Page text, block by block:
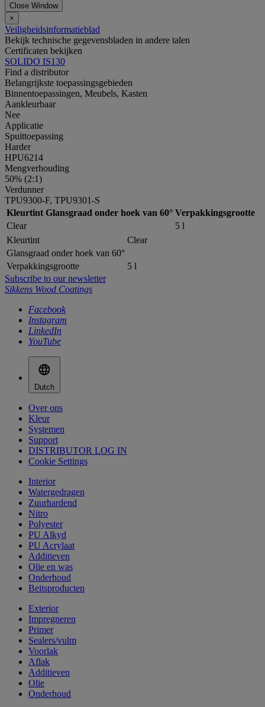
Close Window
×
Veiligheidsinformatieblad
Bekijk technische gegevensbladen in andere talen
Certificaten bekijken
SOLIDO IS130
Find a distributor
Belangrijkste toepassingsgebieden
Binnentoepassingen, Meubels, Kasten
Aankleurbaar
Nee
Applicatie
Spuittoepassing
Harder
HPU6214
Mengverhouding
50% (2:1)
Verdunner
TPU9300-F, TPU9301-S
Kleurtint Glansgraad onder hoek van 60° Verpakkingsgrootte
Clear
5 l
Kleurtint
Clear
Glansgraad onder hoek van 60°
Verpakkingsgrootte
5 l
Subscribe to our newsletter
Sikkens Wood Coatings
Facebook
Instagram
LinkedIn
YouTube
Dutch
Over ons
Kleur
Systemen
Support
DISTRIBUTOR LOG IN
Cookie Settings
Interior
Watergedragen
Zuurhardend
Nitro
Polyester
PU Alkyd
PU Acrylaat
Additieven
Olie en was
Onderhoud
Beitsproducten
Exterior
Impregneren
Primer
Sealers/vulm
Voorlak
Aflak
Additieven
Olie
Onderhoud